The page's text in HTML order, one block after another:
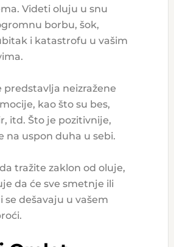
Videti oluju u snu
borbu, šok,
i katastrofu u vašim
predstavlja neizražene
kao što su bes,
itd. Što je pozitivnije,
na uspon duha u sebi.
tražite zaklon od oluje,
da će sve smetnje ili
se dešavaju u vašem